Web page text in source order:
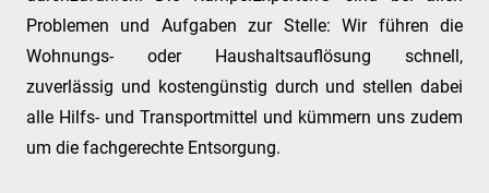
Problemen und Aufgaben zur Stelle: Wir führen die
Wohnungs- oder Haushaltsauflösung schnell,
zuverlässig und kostengünstig durch und stellen dabei
alle Hilfs- und Transportmittel und kümmern uns zudem
um die fachgerechte Entsorgung.